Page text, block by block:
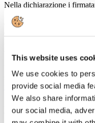
This website uses
We use cookies to
provide social media
We also share
our social media,
Nella dichiarazione i
globale di decisori politici
del mondo finanziario,
suhttps://www.corriere.it/
recupero-verde-il-
Leggi il comunicato stampa
CEPI http://www.cepi.org/